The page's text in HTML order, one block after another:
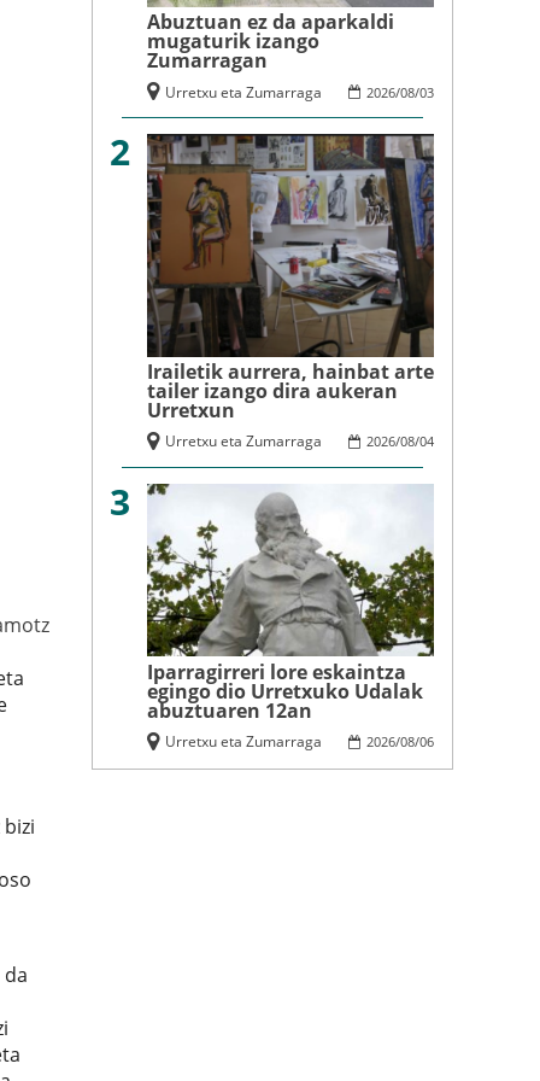
Abuztuan ez da aparkaldi
mugaturik izango
Zumarragan
2026/08/03
Urretxu eta Zumarraga
2
Irailetik aurrera, hainbat arte
tailer izango dira aukeran
Urretxun
2026/08/04
Urretxu eta Zumarraga
3
Iparragirreri lore eskaintza
egingo dio Urretxuko Udalak
abuztuaren 12an
2026/08/06
Urretxu eta Zumarraga